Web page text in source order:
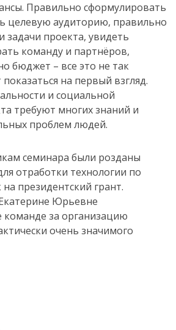
Правильно сформулировать
целевую аудиторию, правильно
задачи проекта, увидеть
команду и партнёров,
бюджет – все это не так
на первый взгляд.
и социальной
требуют многих знаний и
проблем людей.
семинара были розданы
отработки технологии по
президентский грант.
Юрьевне
команде за организацию
очень значимого